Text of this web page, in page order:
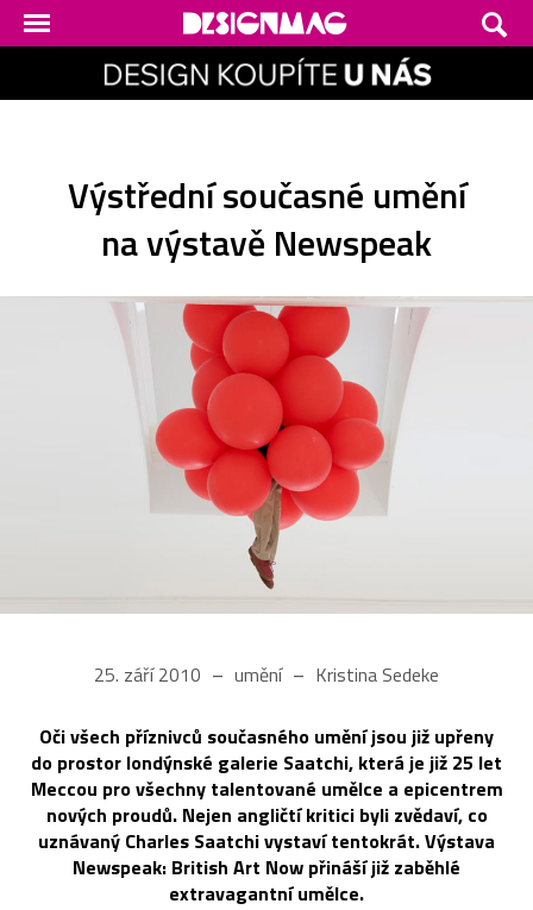
Výstřední současné umění
na výstavě Newspeak
25. září 2010 umění Kristina Sedeke
Oči všech příznivců současného umění jsou již upřeny
do prostor londýnské galerie Saatchi, která je již 25 let
Meccou pro všechny talentované umělce a epicentrem
nových proudů. Nejen angličtí kritici byli zvědaví, co
uznávaný Charles Saatchi vystaví tentokrát. Výstava
Newspeak: British Art Now přináší již zaběhlé
extravagantní umělce.